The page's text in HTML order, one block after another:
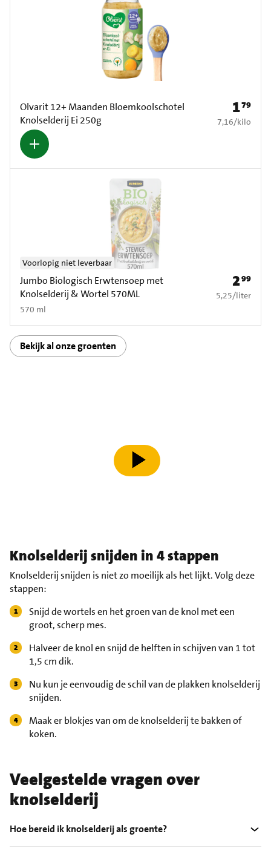
Olvarit 12+ Maanden Bloemkoolschotel
Knolselderij Ei 250g
Prijs: €
179
€ 7,16 per kilo
7,16/kilo
Jumbo Biologisch Erwtensoep met
Knolselderij & Wortel 570ML
570 ml
Voorlopig niet leverbaar
Prijs: €
299
€ 5,25 per liter
5,25/liter
Bekijk al onze groenten
speel video af
Knolselderij snijden in 4 stappen
Knolselderij snijden is niet zo moeilijk als het lijkt. Volg deze
stappen:
Snijd de wortels en het groen van de knol met een
groot, scherp mes.
Halveer de knol en snijd de helften in schijven van 1 tot
1,5 cm dik.
Nu kun je eenvoudig de schil van de plakken knolselderij
snijden.
Maak er blokjes van om de knolselderij te bakken of
koken.
Veelgestelde vragen over
knolselderij
Hoe bereid ik knolselderij als groente?